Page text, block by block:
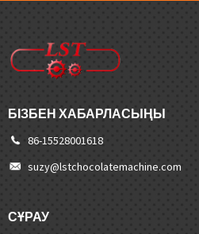
БІЗБЕН ХАБАРЛАСЫҢЫ
86-15528001618
suzy@lstchocolatemachine.com
СҰРАУ